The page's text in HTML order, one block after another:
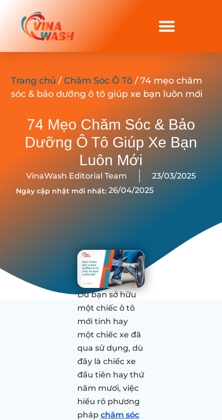
Trang chủ /Chăm Sóc Ô Tô / 74 mẹo chăm
sóc & bảo dưỡng ô tô giúp xe bạn luôn mới
74 Mẹo Chăm Sóc & Bảo
Dưỡng Ô Tô Giúp Xe Bạn
Luôn Mới
VinaWash Editorial Team 23/03/2025
Ngày cập nhật mới nhất: 26/04/2025
Dù bạn sở hữu
một chiếc ô tô
mới tinh hay
một chiếc xe đã
qua sử dụng, dù
đây là chiếc xe
đầu tiên hay thứ
năm mươi, việc
hiểu rõ phương
pháp chăm sóc